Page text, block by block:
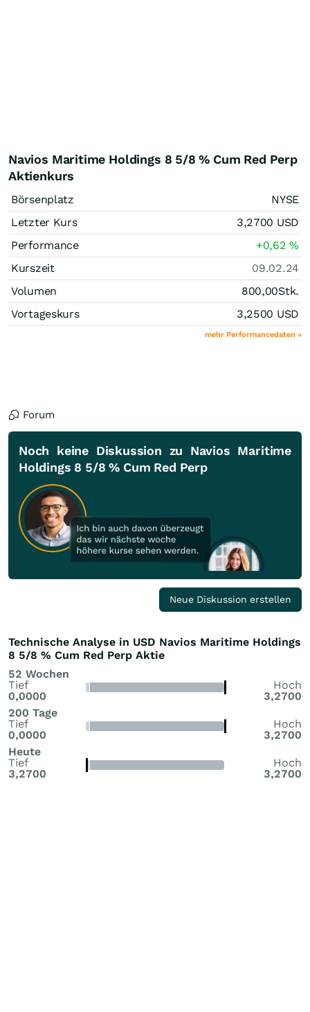
Navios Maritime Holdings 8 5/8 % Cum Red Perp
Aktienkurs
Börsenplatz
NYSE
Letzter Kurs
3,2700 USD
Performance
+0,62%
Kurszeit
09.02.24
Volumen
800,00Stk.
Vortageskurs
3,2500 USD
mehr Performancedaten »
Forum
Noch keine Diskussion zu Navios Maritime
Holdings 8 5/8 % Cum Red Perp
Neue Diskussion erstellen
Technische Analyse in USD Navios Maritime Holdings
8 5/8 % Cum Red Perp Aktie
52 Wochen
Tief
0,0000
Hoch
3,2700
200 Tage
Tief
0,0000
Hoch
3,2700
Heute
Tief
3,2700
Hoch
3,2700